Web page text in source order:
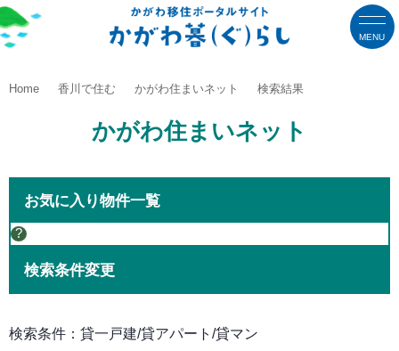
MENU
Home 香川で住む かがわ住まいネット 検索結果
かがわ住まいネット
お気に入り物件一覧
?
検索条件変更
検索条件：貸一戸建/貸アパート/貸マン